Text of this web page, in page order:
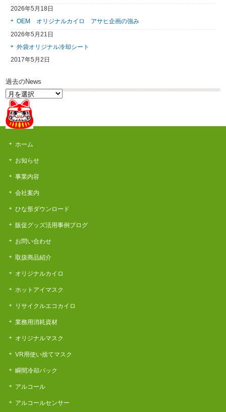
2026年5月18日
OEM オリジナルカイロ アサヒ企画の強み
2026年5月21日
外袋オリジナル冷却シート
2017年5月2日
過去のNews
過
去
の
News
ホーム
お知らせ
事業内容
会社案内
ひな形ダウンロード
販促グッズ活用事例ブログ
お問い合わせ
取扱商品紹介
オリジナルカイロ
ホットアイマスク
リサイクルエコカイロ
業務用消耗資材
オリジナルマスク
VR用使い捨てマスク
瞬間冷却パック
アルコール
アルコールセンサー